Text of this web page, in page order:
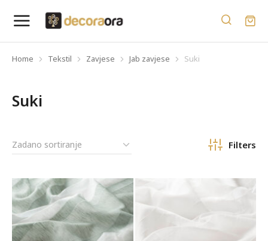
You are here:
Home Tekstil Zavjese Jab zavjese Suki
Suki
Filters